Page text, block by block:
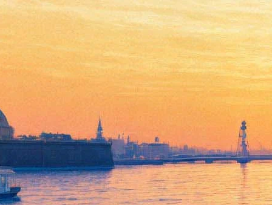
Вашингтон снимутся в
ремейке «Великолепной
семерки»
Версия для печати
Снимать новую версию знаменитого вестерна будет
киностудия Metro-Goldwin-Mayer, сообщает изданиеVariety